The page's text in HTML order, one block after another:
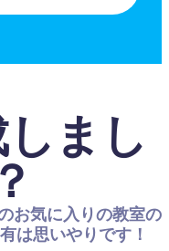
まし
お気に入りの教室の
は思いやりです！